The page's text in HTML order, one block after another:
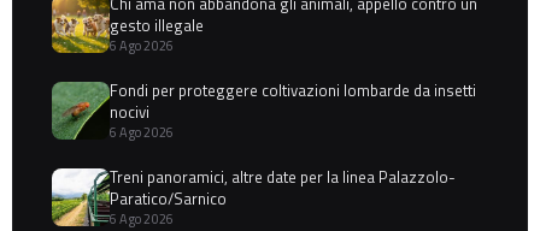
gesto illegale
6 Ago 2026
Fondi per proteggere coltivazioni lombarde da insetti
nocivi
6 Ago 2026
Treni panoramici, altre date per la linea Palazzolo-
Paratico/Sarnico
6 Ago 2026